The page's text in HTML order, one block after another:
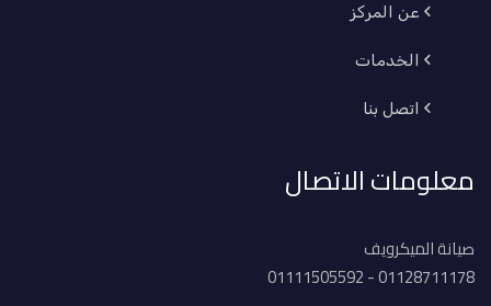
عن المركز
الخدمات
اتصل بنا
معلومات الاتصال
صيانة الميكرويف
01128711178 - 01111505592